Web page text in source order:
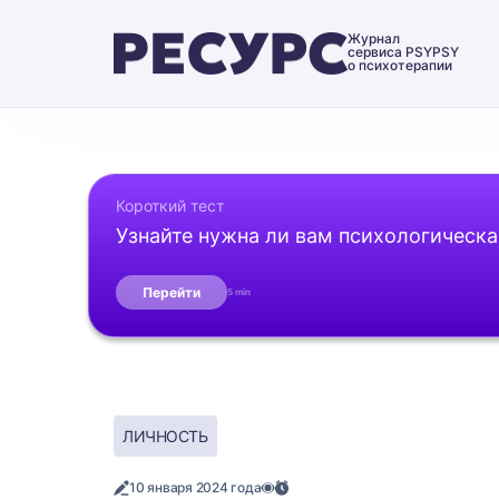
Журнал
сервиса PSYPSY
о психотерапии
Короткий тест
Узнайте нужна ли вам
Перейти 5 min
ЛИЧНОСТЬ
10 января 2024 года